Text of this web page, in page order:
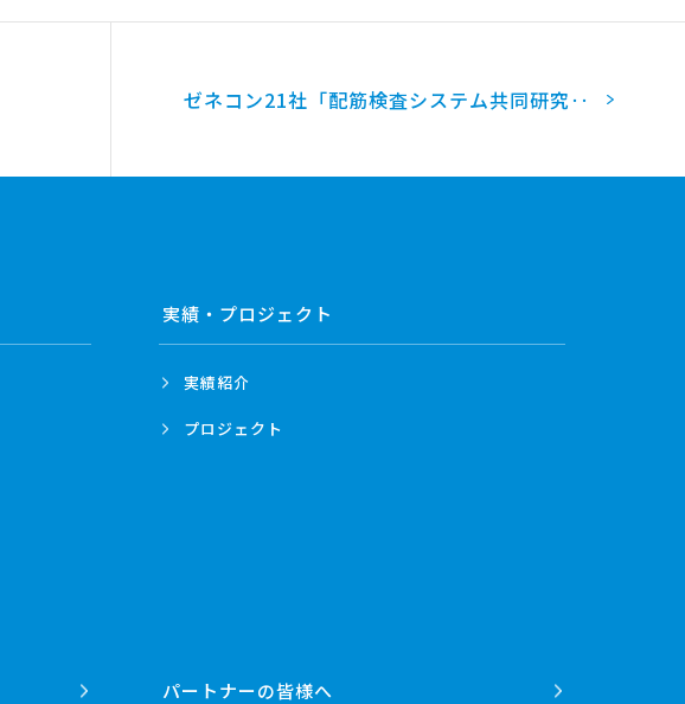
ゼネコン21社「配筋検査システム共同研究‥
実績・プロジェクト
実績紹介
プロジェクト
パートナーの皆様へ